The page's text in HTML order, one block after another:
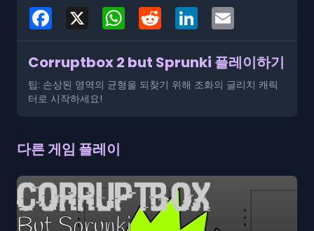
Facebook WhatsAppReddit LinkedIn
Corruptbox 2 but Sprunki 플레이하기
팁: 손상된 영역의 균형을 되찾기 위해 조화의 글리치 캐릭
터로 시작하세요!
다른 게임 플레이